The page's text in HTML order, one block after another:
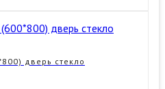
дверь стекло